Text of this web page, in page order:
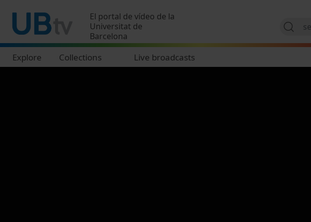
El portal de vídeo de la
Universitat de
Barcelona
Explore Collections Live broadcasts